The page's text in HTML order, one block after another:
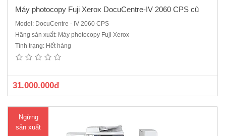
Máy photocopy Fuji Xerox DocuCentre-IV 2060 CPS cũ
Model: DocuCentre - IV 2060 CPS
Hãng sản xuất: Máy photocopy Fuji Xerox
Tình trạng: Hết hàng
31.000.000đ
Ngừng
sản xuất
Máy photocopy Kỹ thuật số Fuji Xerox DC V 3060 CPS ( Mới 100%) đã
ngừng sản xuất model thay thế là: Máy photocopy Fuji Xerox
Apeosport 3060 Chức năng chuẩn: Copy, In mạng, Scan màu